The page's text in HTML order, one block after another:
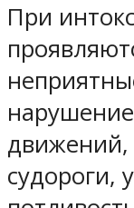
При
движений,
судороги,